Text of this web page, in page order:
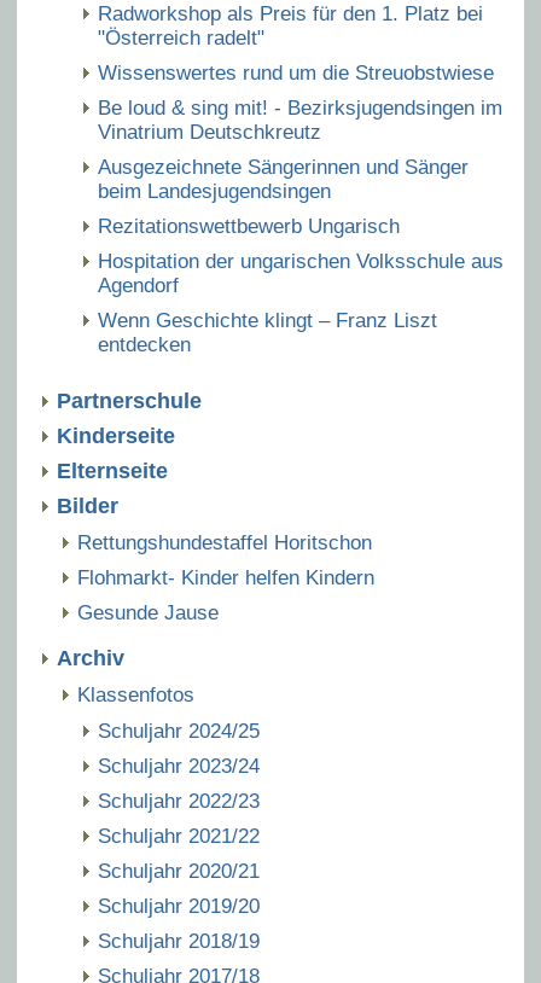
Radworkshop als Preis für den 1. Platz bei
"Österreich radelt"
Wissenswertes rund um die Streuobstwiese
Be loud & sing mit! - Bezirksjugendsingen im
Vinatrium Deutschkreutz
Ausgezeichnete Sängerinnen und Sänger
beim Landesjugendsingen
Rezitationswettbewerb Ungarisch
Hospitation der ungarischen Volksschule aus
Agendorf
Wenn Geschichte klingt – Franz Liszt
entdecken
Partnerschule
Kinderseite
Elternseite
Bilder
Rettungshundestaffel Horitschon
Flohmarkt- Kinder helfen Kindern
Gesunde Jause
Archiv
Klassenfotos
Schuljahr 2024/25
Schuljahr 2023/24
Schuljahr 2022/23
Schuljahr 2021/22
Schuljahr 2020/21
Schuljahr 2019/20
Schuljahr 2018/19
Schuljahr 2017/18